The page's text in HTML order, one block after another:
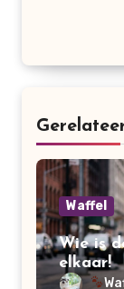
Waffel
Wie is
elkaar!